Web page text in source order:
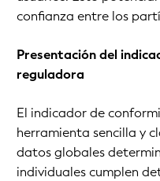
confianza entre los
Presentación del
reguladora
El indicador de
herramienta sencilla y
datos globales
individuales cumplen